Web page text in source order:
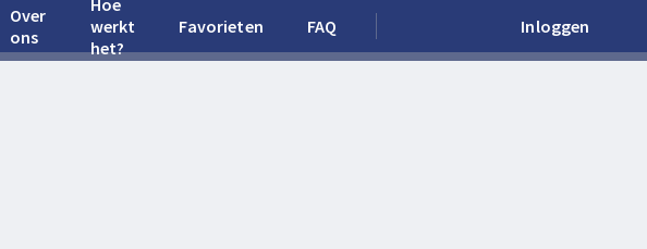
Over
ons
Hoe
werkt
het?
Favorieten FAQ Inloggen